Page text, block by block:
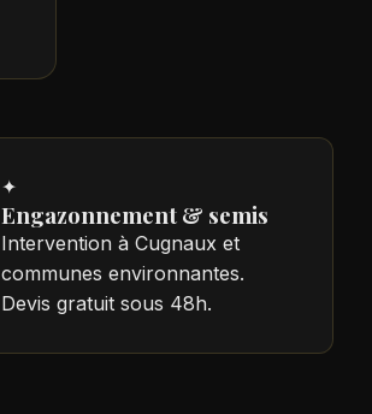
✦
Engazonnement & semis
Intervention à Cugnaux et
communes environnantes.
Devis gratuit sous 48h.